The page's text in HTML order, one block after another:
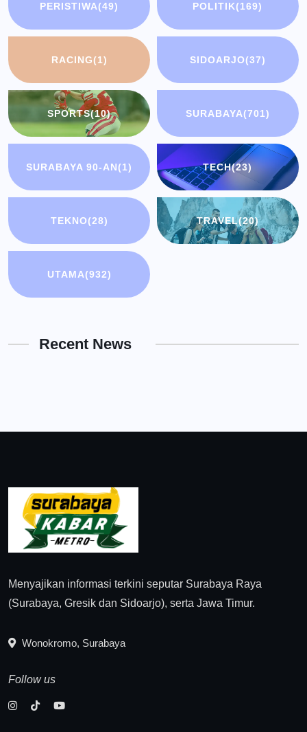
PERISTIWA(49) POLITIK(169)
RACING(1) SIDOARJO(37)
SPORTS(10) SURABAYA(701)
SURABAYA 90-AN(1) TECH(23)
TEKNO(28) TRAVEL(20)
UTAMA(932)
Recent News
Menyajikan informasi terkini seputar Surabaya Raya
(Surabaya, Gresik dan Sidoarjo), serta Jawa Timur.
Wonokromo, Surabaya
Follow us